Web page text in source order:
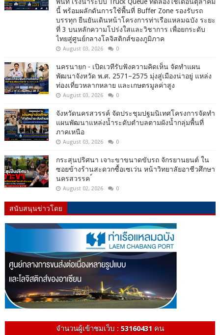
นี้ พร้อมผลักดันการใช้พื้นที่ Buffer Zone รองรับรถ
บรรทุก ยืนยันเดินหน้าโครงการท่าเรือแหลมฉบัง ระยะ
ที่ 3 บนหลักความโปร่งใสและวิชาการ เพื่อยกระดับ
ไทยสู่ศูนย์กลางโลจิสติกส์ของภูมิภาค
August 03, 2026 0
นครนายก - เปิดเวทีรับฟังความคิดเห็น จัดทำแผน
พัฒนาจังหวัด พ.ศ. 2571–2575 มุ่งสู่เมืองน่าอยู่ แหล่ง
ท่องเที่ยวหลากหลาย และเกษตรมูลค่าสูง
August 03, 2026 0
จังหวัดนครสวรรค์ จัดประชุมปฐมนิเทศโครงการจัดทำ
แผนพัฒนาแหล่งน้ำระดับตำบลตามผังน้ำกลุ่มพื้นที่
ภาคเหนือ
August 03, 2026 0
กระสุนปริศนา เจาะขาขนาดขับรถ จักรยานยนต์ ใน
ซอยข้างร้านสะดวกซื้อเซเว่น หน้าวิทยาลัยอาชีวศึกษา
นครสวรรค ์
August 02, 2026 0
สนับสนุนข่าวโดย
จำนวนผู้เข้าชมเว็บ : 53160431 คน